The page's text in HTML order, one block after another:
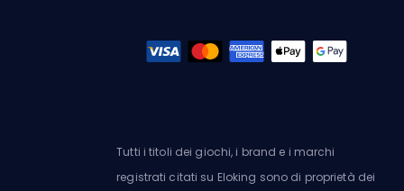
Tutti i titoli dei giochi, i brand e i marchi
registrati citati su Eloking sono di proprietà dei